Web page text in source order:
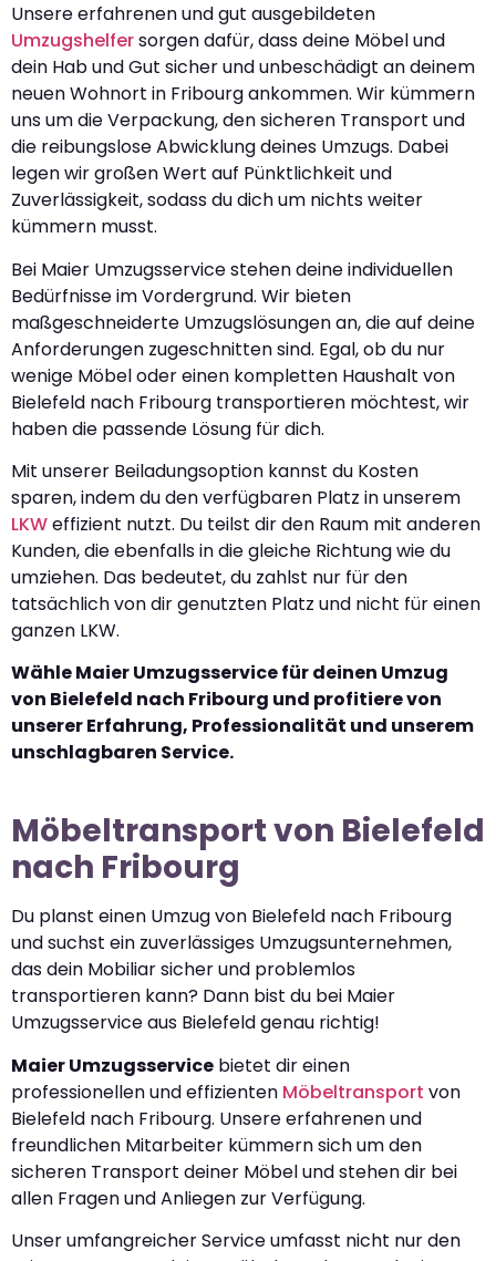
Unsere erfahrenen und gut ausgebildeten
Umzugshelfersorgen dafür, dass deine Möbel und
dein Hab und Gut sicher und unbeschädigt an deinem
neuen Wohnort in Fribourg ankommen. Wir kümmern
uns um die Verpackung, den sicheren Transport und
die reibungslose Abwicklung deines Umzugs. Dabei
legen wir großen Wert auf Pünktlichkeit und
Zuverlässigkeit, sodass du dich um nichts weiter
kümmern musst.
Bei Maier Umzugsservice stehen deine individuellen
Bedürfnisse im Vordergrund. Wir bieten
maßgeschneiderte Umzugslösungen an, die auf deine
Anforderungen zugeschnitten sind. Egal, ob du nur
wenige Möbel oder einen kompletten Haushalt von
Bielefeld nach Fribourg transportieren möchtest, wir
haben die passende Lösung für dich.
Mit unserer Beiladungsoption kannst du Kosten
sparen, indem du den verfügbaren Platz in unserem
LKWeffizient nutzt. Du teilst dir den Raum mit anderen
Kunden, die ebenfalls in die gleiche Richtung wie du
umziehen. Das bedeutet, du zahlst nur für den
tatsächlich von dir genutzten Platz und nicht für einen
ganzen LKW.
Wähle Maier Umzugsservice für deinen Umzug
von Bielefeld nach Fribourg und profitiere von
unserer Erfahrung, Professionalität und unserem
unschlagbaren Service.
Möbeltransport von Bielefeld
nach Fribourg
Du planst einen Umzug von Bielefeld nach Fribourg
und suchst ein zuverlässiges Umzugsunternehmen,
das dein Mobiliar sicher und problemlos
transportieren kann? Dann bist du bei Maier
Umzugsservice aus Bielefeld genau richtig!
Maier Umzugsservice bietet dir einen
professionellen und effizienten Möbeltransport von
Bielefeld nach Fribourg. Unsere erfahrenen und
freundlichen Mitarbeiter kümmern sich um den
sicheren Transport deiner Möbel und stehen dir bei
allen Fragen und Anliegen zur Verfügung.
Unser umfangreicher Service umfasst nicht nur den